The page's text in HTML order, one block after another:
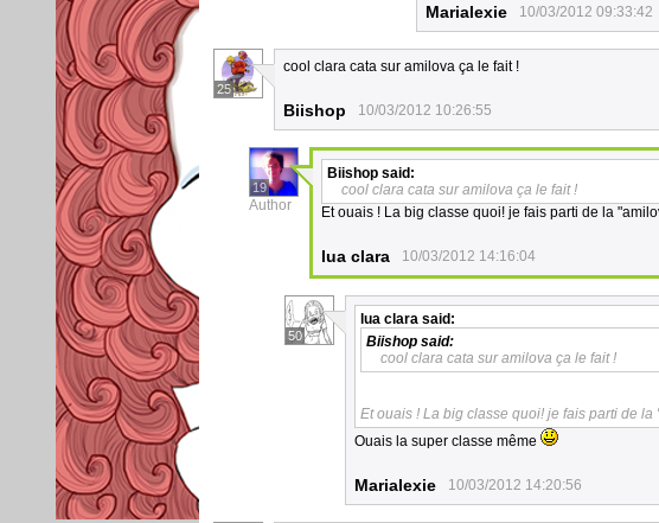
Marialexie 10/03/2012 09:33:42
25
cool clara cata sur amilova ça le fait !
Biishop 10/03/2012 10:26:55
19
Author
Biishop said:
cool clara cata sur amilova ça le fait !
Et ouais ! La big classe quoi! je fais parti de la
lua clara 10/03/2012 14:16:04
50
lua clara said:
Biishop said:
cool clara cata sur amilova ça le fait !
Et ouais ! La big classe quoi! je fais parti de
Ouais la super classe même
Marialexie 10/03/2012 14:20:56